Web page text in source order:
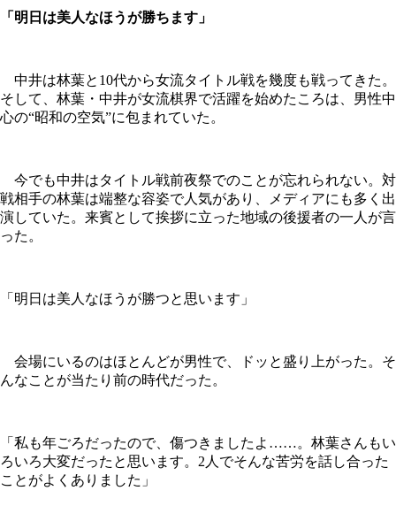
「明日は美人なほうが勝ちます」
中井は林葉と10代から女流タイトル戦を幾度も戦ってきた。
そして、林葉・中井が女流棋界で活躍を始めたころは、男性中
心の“昭和の空気”に包まれていた。
今でも中井はタイトル戦前夜祭でのことが忘れられない。対
戦相手の林葉は端整な容姿で人気があり、メディアにも多く出
演していた。来賓として挨拶に立った地域の後援者の一人が言
った。
「明日は美人なほうが勝つと思います」
会場にいるのはほとんどが男性で、ドッと盛り上がった。そ
んなことが当たり前の時代だった。
「私も年ごろだったので、傷つきましたよ……。林葉さんもい
ろいろ大変だったと思います。2人でそんな苦労を話し合った
ことがよくありました」